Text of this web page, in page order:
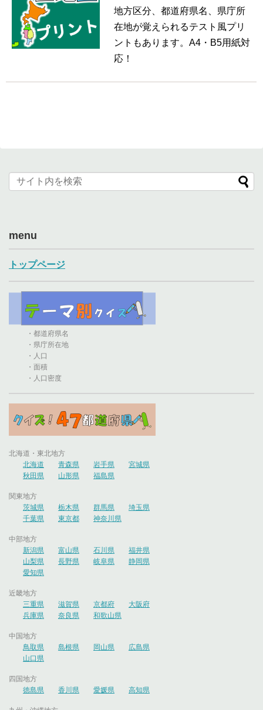
地方区分、都道府県名、県庁所
在地が覚えられるテスト風プリ
ントもあります。A4・B5用紙対
応！
menu
トップページ
・都道府県名
・県庁所在地
・人口
・面積
・人口密度
北海道・東北地方
北海道
青森県 岩手県
宮城県
秋田県
山形県 福島県
関東地方
茨城県
栃木県 群馬県
埼玉県
千葉県
東京都 神奈川県
中部地方
新潟県
富山県 石川県
福井県
山梨県
長野県 岐阜県
静岡県
愛知県
近畿地方
三重県
滋賀県 京都府
大阪府
兵庫県
奈良県 和歌山県
中国地方
鳥取県
島根県 岡山県
広島県
山口県
四国地方
徳島県
香川県 愛媛県 高知県